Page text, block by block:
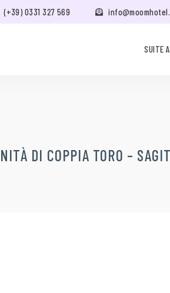
(+39) 0331 327 569
SUITE
DI COPPIA TORO –